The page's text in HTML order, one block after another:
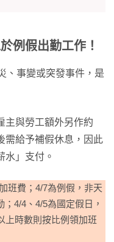
例假出勤工作！
、事變或突發事件，是
主與勞工額外另作約
需給予補假休息，因此
水」支付。
班費；4/7為例假，非天
4/4、4/5為國定假日，
上時數則按比例領加班